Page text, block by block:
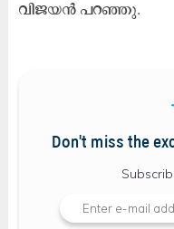
വിജയൻ പറഞ്ഞു.
Don't miss the